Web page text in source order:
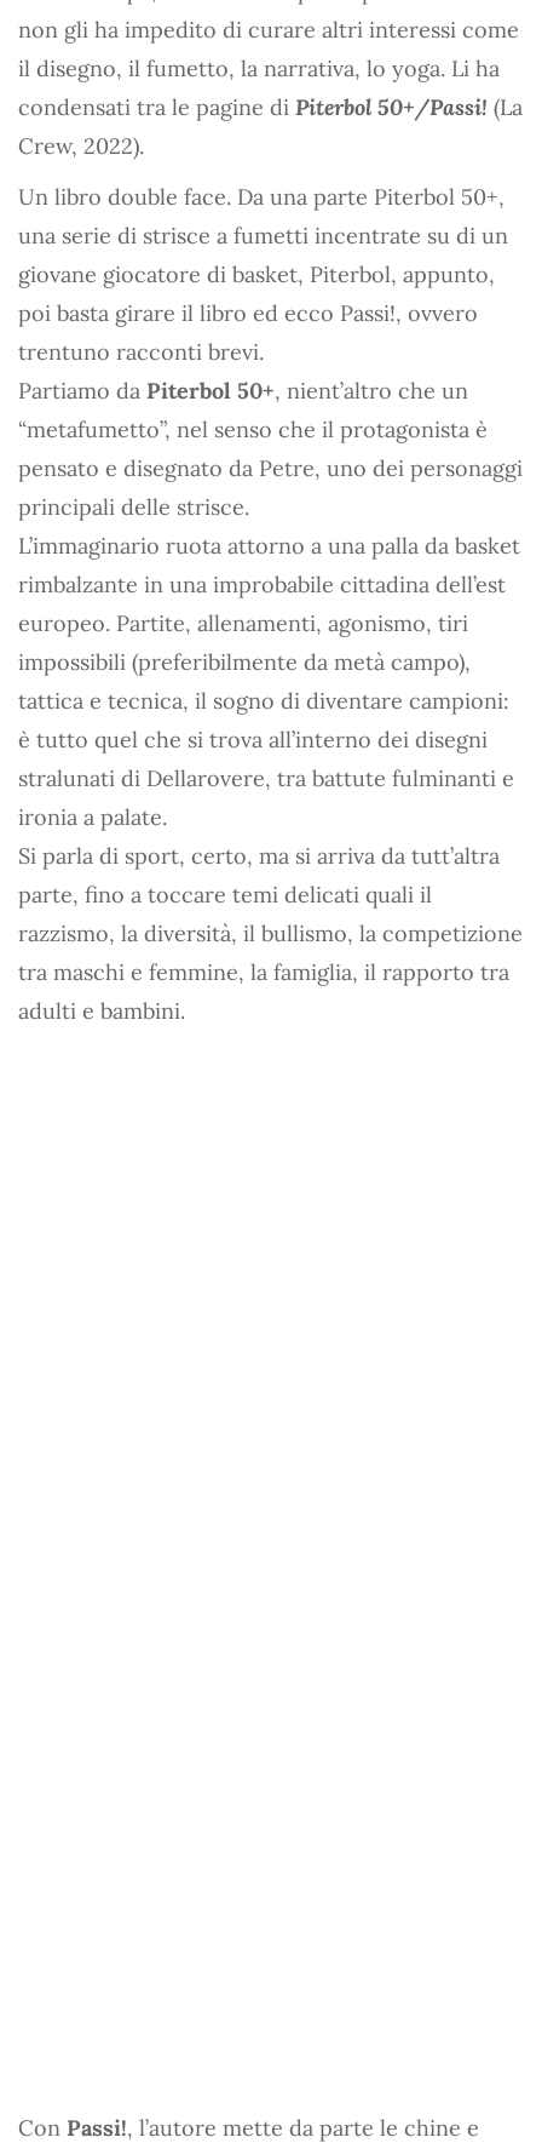
non gli ha impedito di curare altri interessi come
il disegno, il fumetto, la narrativa, lo yoga. Li ha
condensati tra le pagine di Piterbol 50+/Passi! (La
Crew, 2022).
Un libro double face. Da una parte Piterbol 50+,
una serie di strisce a fumetti incentrate su di un
giovane giocatore di basket, Piterbol, appunto,
poi basta girare il libro ed ecco Passi!, ovvero
trentuno racconti brevi.
Partiamo da Piterbol 50+, nient’altro che un
“metafumetto”, nel senso che il protagonista è
pensato e disegnato da Petre, uno dei personaggi
principali delle strisce.
L’immaginario ruota attorno a una palla da basket
rimbalzante in una improbabile cittadina dell’est
europeo. Partite, allenamenti, agonismo, tiri
impossibili (preferibilmente da metà campo),
tattica e tecnica, il sogno di diventare campioni:
è tutto quel che si trova all’interno dei disegni
stralunati di Dellarovere, tra battute fulminanti e
ironia a palate.
Si parla di sport, certo, ma si arriva da tutt’altra
parte, fino a toccare temi delicati quali il
razzismo, la diversità, il bullismo, la competizione
tra maschi e femmine, la famiglia, il rapporto tra
adulti e bambini.
Con Passi!, l’autore mette da parte le chine e